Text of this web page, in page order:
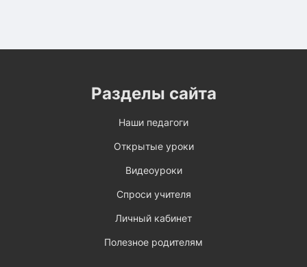
Разделы сайта
Наши педагоги
Открытые уроки
Видеоуроки
Спроси учителя
Личный кабинет
Полезное родителям